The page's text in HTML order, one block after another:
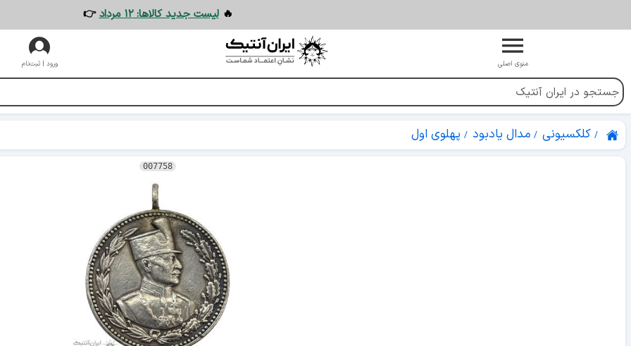
🔥لیست جدید کالاها: ۱۲ مرداد 👉
منوی اصلی ورود | ثبت‌نام
کلکسیونی مدال یادبود پهلوی اول
007758